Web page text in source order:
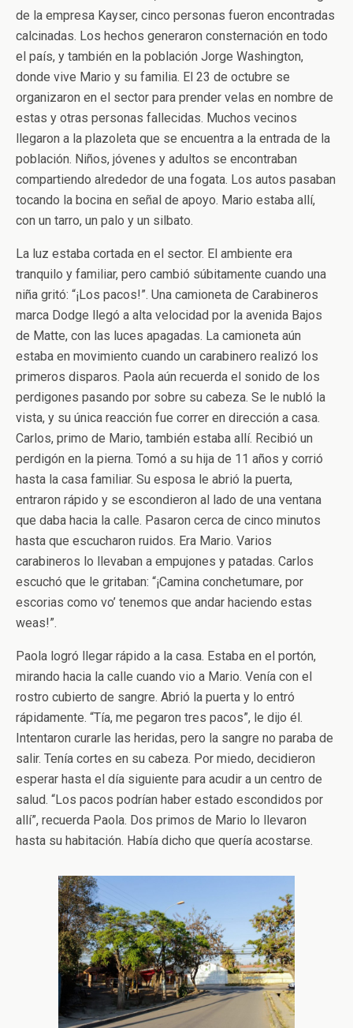
de la empresa Kayser, cinco personas fueron encontradas
calcinadas. Los hechos generaron consternación en todo
el país, y también en la población Jorge Washington,
donde vive Mario y su familia. El 23 de octubre se
organizaron en el sector para prender velas en nombre de
estas y otras personas fallecidas. Muchos vecinos
llegaron a la plazoleta que se encuentra a la entrada de la
población. Niños, jóvenes y adultos se encontraban
compartiendo alrededor de una fogata. Los autos pasaban
tocando la bocina en señal de apoyo. Mario estaba allí,
con un tarro, un palo y un silbato.
La luz estaba cortada en el sector. El ambiente era
tranquilo y familiar, pero cambió súbitamente cuando una
niña gritó: “¡Los pacos!”. Una camioneta de Carabineros
marca Dodge llegó a alta velocidad por la avenida Bajos
de Matte, con las luces apagadas. La camioneta aún
estaba en movimiento cuando un carabinero realizó los
primeros disparos. Paola aún recuerda el sonido de los
perdigones pasando por sobre su cabeza. Se le nubló la
vista, y su única reacción fue correr en dirección a casa.
Carlos, primo de Mario, también estaba allí. Recibió un
perdigón en la pierna. Tomó a su hija de 11 años y corrió
hasta la casa familiar. Su esposa le abrió la puerta,
entraron rápido y se escondieron al lado de una ventana
que daba hacia la calle. Pasaron cerca de cinco minutos
hasta que escucharon ruidos. Era Mario. Varios
carabineros lo llevaban a empujones y patadas. Carlos
escuchó que le gritaban: “¡Camina conchetumare, por
escorias como vo’ tenemos que andar haciendo estas
weas!”.
Paola logró llegar rápido a la casa. Estaba en el portón,
mirando hacia la calle cuando vio a Mario. Venía con el
rostro cubierto de sangre. Abrió la puerta y lo entró
rápidamente. “Tía, me pegaron tres pacos”, le dijo él.
Intentaron curarle las heridas, pero la sangre no paraba de
salir. Tenía cortes en su cabeza. Por miedo, decidieron
esperar hasta el día siguiente para acudir a un centro de
salud. “Los pacos podrían haber estado escondidos por
allí”, recuerda Paola. Dos primos de Mario lo llevaron
hasta su habitación. Había dicho que quería acostarse.